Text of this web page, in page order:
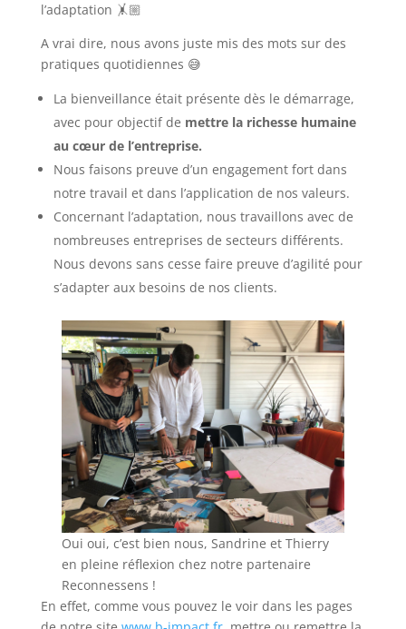
l’adaptation 🤸🏼
A vrai dire, nous avons juste mis des mots sur des
pratiques quotidiennes 😅
La bienveillance était présente dès le démarrage,
avec pour objectif de mettre la richesse humaine
au cœur de l’entreprise.
Nous faisons preuve d’un engagement fort dans
notre travail et dans l’application de nos valeurs.
Concernant l’adaptation, nous travaillons avec de
nombreuses entreprises de secteurs différents.
Nous devons sans cesse faire preuve d’agilité pour
s’adapter aux besoins de nos clients.
Oui oui, c’est bien nous, Sandrine et Thierry
en pleine réflexion chez notre partenaire
Reconnessens !
En effet, comme vous pouvez le voir dans les pages